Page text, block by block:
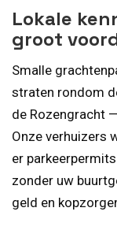
Lokale
groot
Smalle
straten rondom
de Rozengracht
Onze verhuizers
er
zonder uw
geld en